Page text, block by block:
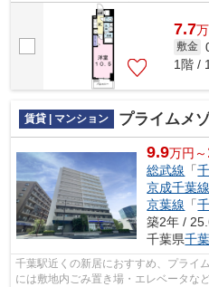
社にお任せ下さい。お客様のライフス...
7.7万
敷金
1階 /
賃貸 | マンション プライムメ
9.9万円～
総武線 「
京成千葉線
京葉線 「
築2年 /
千葉県千
千葉駅近くの新居におすすめ、プライ
には敷地内ごみ置き場・エレベータな